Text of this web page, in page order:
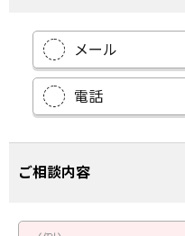
メール
電話
ご相談内容